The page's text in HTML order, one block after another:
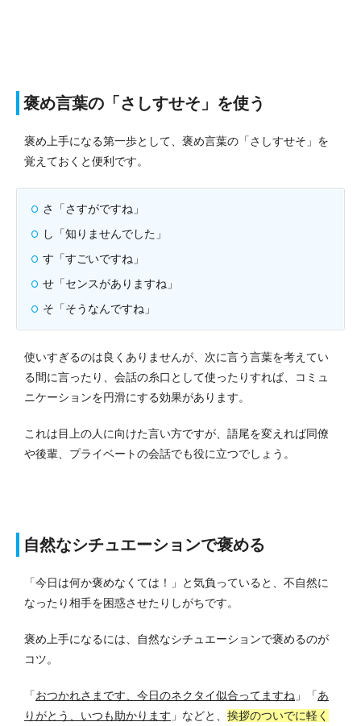
褒め言葉の「さしすせそ」を使う
褒め上手になる第一歩として、褒め言葉の「さしすせそ」を
覚えておくと便利です。
さ「さすがですね」
し「知りませんでした」
す「すごいですね」
せ「センスがありますね」
そ「そうなんですね」
使いすぎるのは良くありませんが、次に言う言葉を考えてい
る間に言ったり、会話の糸口として使ったりすれば、コミュ
ニケーションを円滑にする効果があります。
これは目上の人に向けた言い方ですが、語尾を変えれば同僚
や後輩、プライベートの会話でも役に立つでしょう。
自然なシチュエーションで褒める
「今日は何か褒めなくては！」と気負っていると、不自然に
なったり相手を困惑させたりしがちです。
褒め上手になるには、自然なシチュエーションで褒めるのが
コツ。
「おつかれさまです、今日のネクタイ似合ってますね 」「あ
りがとう、いつも助かります 」などと、 挨拶のついでに軽く